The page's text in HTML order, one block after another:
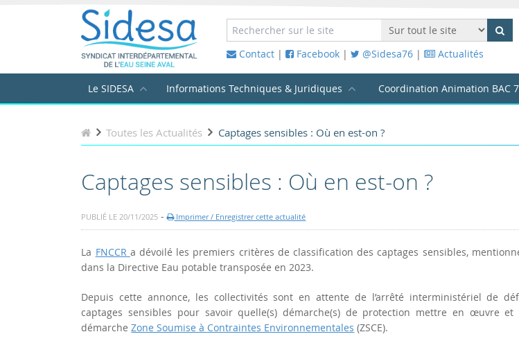
Contact | Facebook | @Sidesa76 | Actualités
Le SIDESA Informations Techniques & Juridiques Coordination Animation BAC
Toutes les Actualités Captages sensibles : Où en est-on ?
Captages sensibles : Où en est-on ?
PUBLIÉ LE 20/11/2025 - Imprimer / Enregistrer cette actualité
La FNCCR a dévoilé les premiers critères de classification des captages sensibles,
dans la Directive Eau potable transposée en 2023.
Depuis cette annonce, les collectivités sont en attente de l’arrêté interministériel de
captages sensibles pour savoir quelle(s) démarche(s) de protection mettre en œuvre et
démarcheZone Soumise à Contraintes Environnementales (ZSCE).